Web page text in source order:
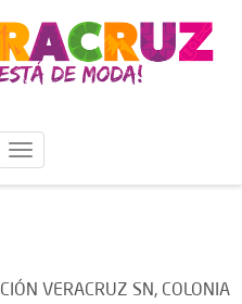
VERACRUZ SN, COLONIA